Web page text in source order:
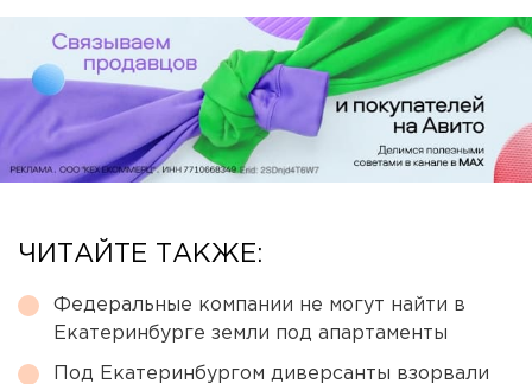
ЧИТАЙТЕ ТАКЖЕ:
Федеральные компании не могут найти в
Екатеринбурге земли под апартаменты
Под Екатеринбургом диверсанты взорвали